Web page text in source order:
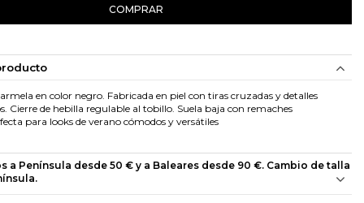
COMPRAR
en color negro. Fabricada en piel con tiras cruzadas y detalles
Cierre de hebilla regulable al tobillo. Suela baja con remaches
para looks de verano cómodos y versátiles
a Península desde 50 € y a Baleares desde 90 €. Cambio de talla